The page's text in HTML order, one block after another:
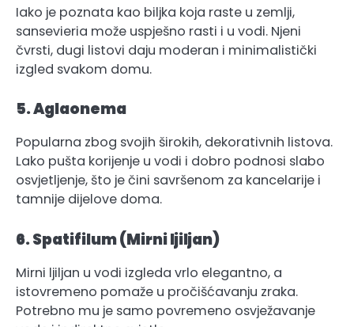
Iako je poznata kao biljka koja raste u zemlji,
sansevieria može uspješno rasti i u vodi. Njeni
čvrsti, dugi listovi daju moderan i minimalistički
izgled svakom domu.
5. Aglaonema
Popularna zbog svojih širokih, dekorativnih listova.
Lako pušta korijenje u vodi i dobro podnosi slabo
osvjetljenje, što je čini savršenom za kancelarije i
tamnije dijelove doma.
6. Spatifilum (Mirni ljiljan)
Mirni ljiljan u vodi izgleda vrlo elegantno, a
istovremeno pomaže u pročišćavanju zraka.
Potrebno mu je samo povremeno osvježavanje